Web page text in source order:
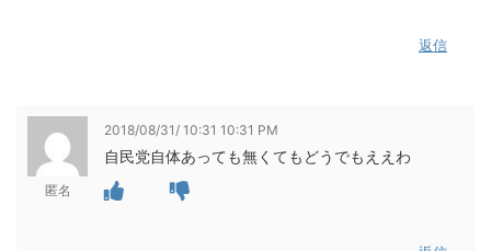
返信
匿名
2018/08/31/ 10:31 10:31 PM
自民党自体あっても無くてもどうでもええわ